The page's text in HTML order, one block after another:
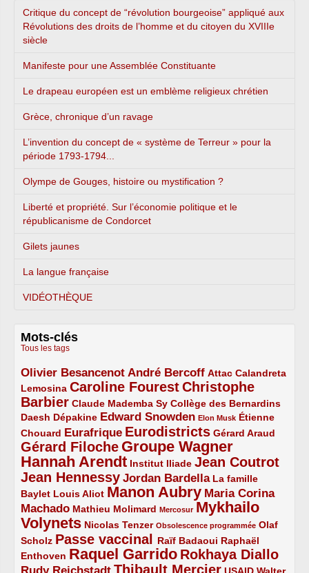
Critique du concept de “révolution bourgeoise” appliqué aux
Révolutions des droits de l’homme et du citoyen du XVIIIe
siècle
Manifeste pour une Assemblée Constituante
Le drapeau européen est un emblème religieux chrétien
Grèce, chronique d’un ravage
L’invention du concept de « système de Terreur » pour la
période 1793-1794...
Olympe de Gouges, histoire ou mystification ?
Liberté et propriété. Sur l’économie politique et le
républicanisme de Condorcet
Gilets jaunes
La langue française
VIDÉOTHÈQUE
Mots-clés
Tous les tags
Olivier Besancenot
3/5 André Bercoff
3/5 Attac
2/5
Calandreta
Lemosina
2/5 Caroline Fourest
4/5
Christophe
Barbier
4/5 Claude Mademba Sy
2/5 Collège des Bernardins
2/5
Daesh
2/5 Dépakine
2/5 Edward Snowden
3/5 Elon Musk
1/5
Étienne
Chouard
2/5 Eurafrique
3/5 Eurodistricts
4/5 Gérard Araud
2/5
Gérard Filoche
4/5 Groupe Wagner
5/5
Hannah Arendt
5/5 Institut Iliade
2/5 Jean Coutrot
4/5
Jean Hennessy
4/5 Jordan Bardella
3/5
La famille
Baylet
2/5 Louis Aliot
2/5 Manon Aubry
5/5
Maria Corina
Machado
3/5 Mathieu Molimard
2/5 Mercosur
1/5
Mykhailo
Volynets
5/5 Nicolas Tenzer
2/5 Obsolescence programmée
1/5
Olaf
Scholz
2/5 Passe vaccinal
4/5 Raïf Badaoui
2/5
Raphaël
Enthoven
2/5 Raquel Garrido
5/5 Rokhaya Diallo
4/5
3/5 Thibault Mercier
4/5
2/5